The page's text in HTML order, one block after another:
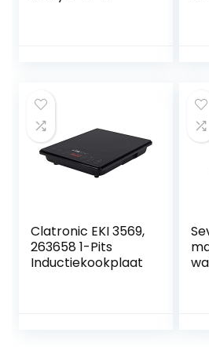
+ bakplaat +
grillrooster) hete
lucht oven 26095-
56
Clatronic EKI 3569,
263658 1-Pits
Inductiekookplaat